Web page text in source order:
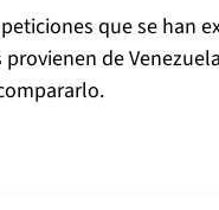
que se han
de